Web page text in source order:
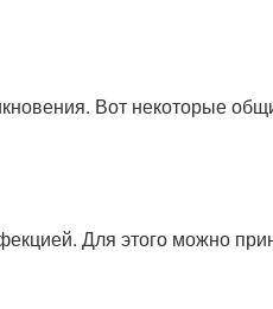
Вот некоторые
Для этого можно